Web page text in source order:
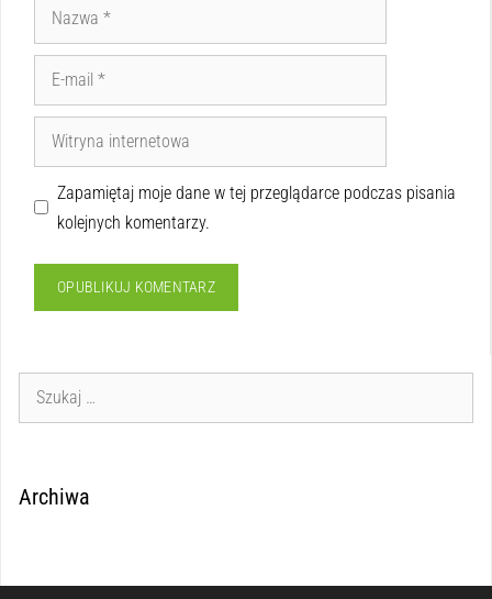
Zapamiętaj moje dane w tej przeglądarce podczas pisania
kolejnych komentarzy.
Archiwa